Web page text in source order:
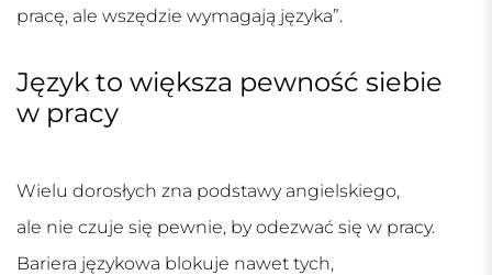
pracę, ale wszędzie wymagają języka”.
Język to większa pewność siebie
w pracy
Wielu dorosłych zna podstawy angielskiego,
ale nie czuje się pewnie, by odezwać się w pracy.
Bariera językowa blokuje nawet tych,